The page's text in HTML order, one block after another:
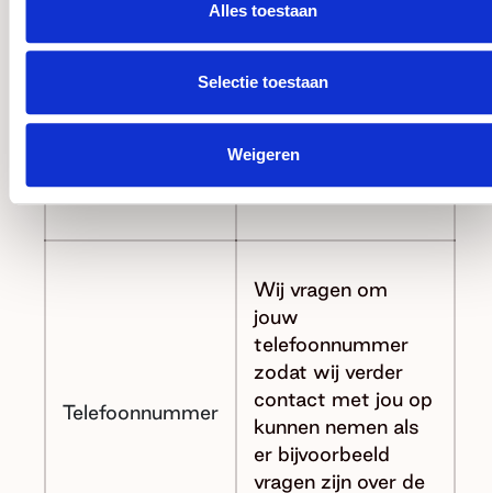
Alles toestaan
Selectie toestaan
Weigeren
contact kunnen
opnemen, en
informatie
beurzenprogramma
toe kunnen sturen.
Telefoonnummer
Wij vragen om
jouw
telefoonnummer
zodat wij verder
contact met jou op
kunnen nemen als
er bijvoorbeeld
vragen zijn over de